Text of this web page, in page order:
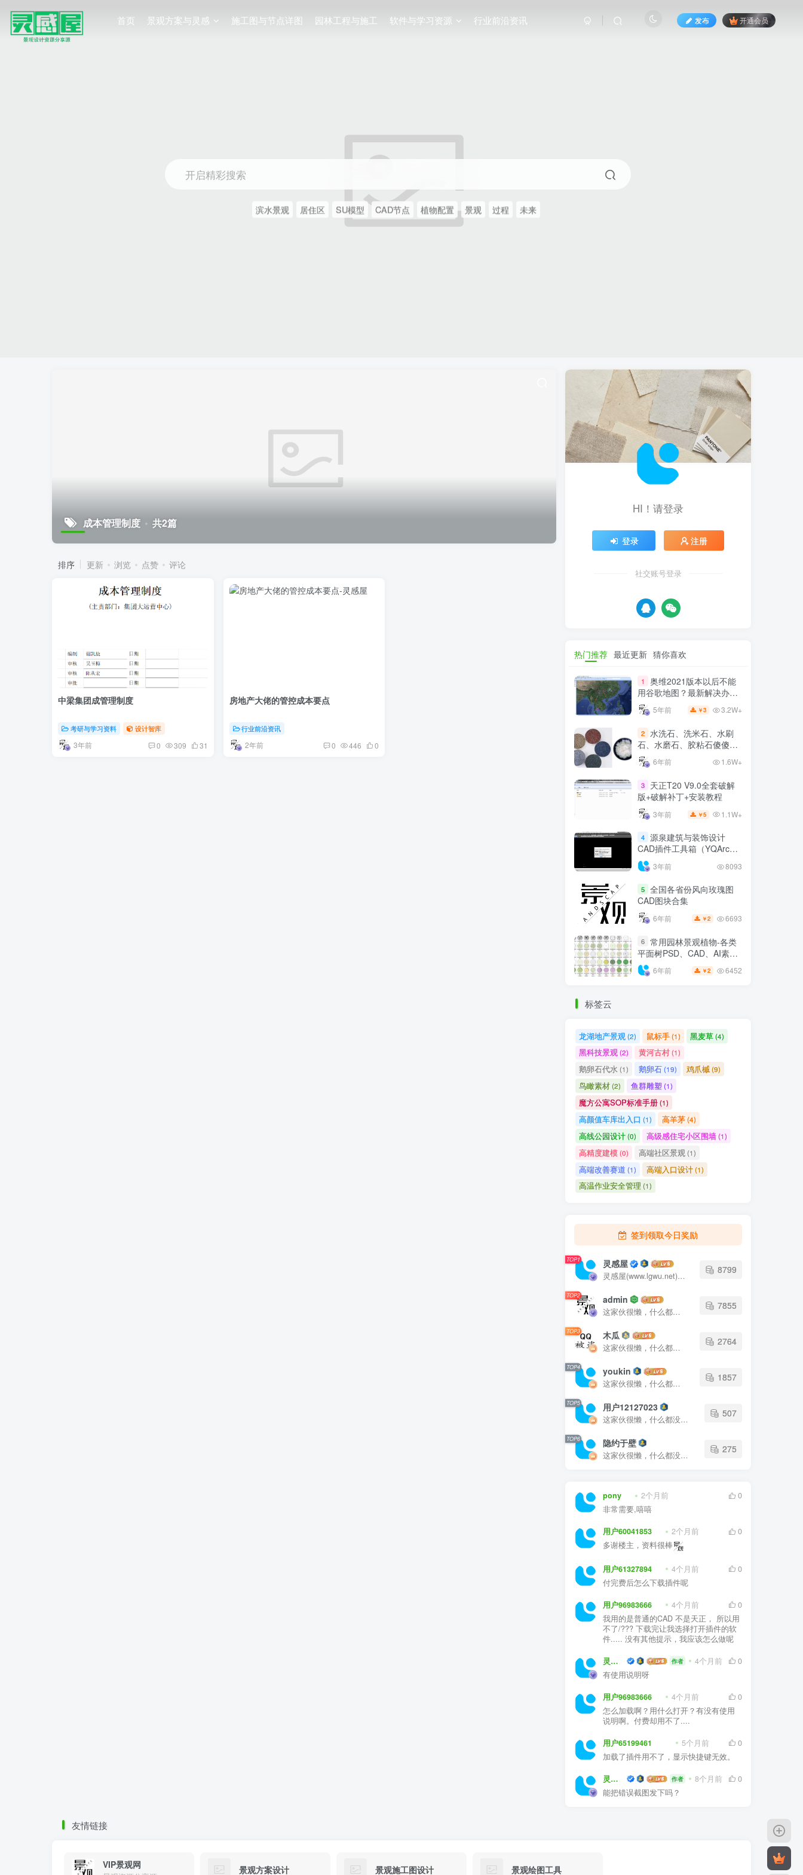
首页 景观方案与灵感 施工图与节点详图 园林工程与施工 软件与学习资源 行业前沿资讯 发布 开通会员
开启精彩搜索
滨水景观 居住区 SU模型 CAD节点 植物配置 景观 过程 未来
成本管理制度 共2篇
排序 更新 浏览 点赞 评论
中梁集团成管理制度
考研与学习资料 设计智库
3年前 0 309 31
房地产大佬的管控成本要点
行业前沿资讯
2年前 0 446 0
HI！请登录
登录 注册
社交账号登录
热门推荐 最近更新 猜你喜欢
1
奥维2021版本以后不能
用谷歌地图？最新解决办法
苹果安卓电脑
5年前 ￥3 3.2W+
2
水洗石、洗米石、水刷
石、水磨石、胶粘石傻傻分
不清楚
6年前 1.6W+
3
天正T20 V9.0全套破解
版+破解补丁+安装教程
3年前 ￥5 1.1W+
4 源泉建筑与装饰设计
CAD插件工具箱（YQArch
6.7.4）
3年前 8093
5 全国各省份风向玫瑰图
CAD图块合集
6年前 ￥2 6693
6 常用园林景观植物-各类
平面树PSD、CAD、AI素材
线稿
6年前 ￥2 6452
标签云
龙湖地产景观 (2) 鼠标手(1) 黑麦草(4)
黑科技景观(2) 黄河古村(1)
鹅卵石代水(1) 鹅卵石(19) 鸡爪槭(9)
鸟瞰素材(2) 鱼群雕塑 (1)
魔方公寓SOP标准手册(1)
高颜值车库出入口 (1) 高羊茅(4)
高线公园设计(0) 高级感住宅小区围墙(1)
高精度建模(0) 高端社区景观 (1)
高端改善赛道 (1) 高端入口设计(1)
高温作业安全管理 (1)
签到领取今日奖励
TOP1 灵感屋
灵感屋(www.lgwu.net)尽可能为每一位设计师提供更全面、更精致、更具有创意感的设计素材。努力成为景观设计师展示实力和互相学习的优质网络资源发布平台。
8799
TOP2 admin
这家伙很懒，什么都没有写...
7855
TOP3 木瓜
这家伙很懒，什么都没有写...
2764
TOP4 youkin
这家伙很懒，什么都没有写...
1857
TOP5 用户12127023
这家伙很懒，什么都没有写...
507
TOP6 隐约于壁
这家伙很懒，什么都没有写...
275
pony 2个月前
0
非常需要,嘻嘻
用户60041853 2个月前
0
多谢楼主，资料很棒
用户61327894 4个月前
0
付完费后怎么下载插件呢
用户96983666 4个月前
0
我用的是普通的CAD 不是天正， 所以用
不了/??? 下载完让我选择打开插件的软
件..... 没有其他提示，我应该怎么做呢
灵感屋 作者 4个月前
0
有使用说明呀
用户96983666 4个月前
0
怎么加载啊？用什么打开？有没有使用
说明啊。付费却用不了....
用户65199461 5个月前
0
加载了插件用不了，显示快捷键无效。
灵感屋 作者 8个月前
0
能把错误截图发下吗？
友情链接
VIP景观网 景观方案设计 景观施工图设计 景观绘图工具